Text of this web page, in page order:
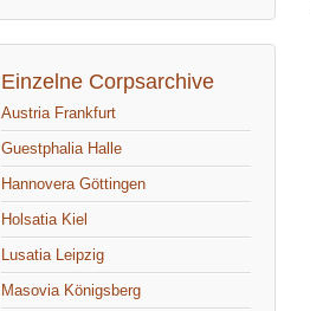
Einzelne Corpsarchive
Austria Frankfurt
Guestphalia Halle
Hannovera Göttingen
Holsatia Kiel
Lusatia Leipzig
Masovia Königsberg